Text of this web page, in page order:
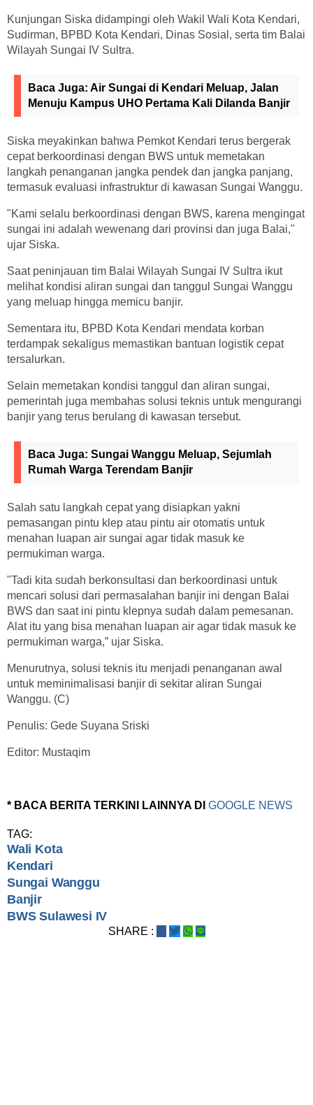
Kunjungan Siska didampingi oleh Wakil Wali Kota Kendari,
Sudirman, BPBD Kota Kendari, Dinas Sosial, serta tim Balai
Wilayah Sungai IV Sultra.
Baca Juga: Air Sungai di Kendari Meluap, Jalan
Menuju Kampus UHO Pertama Kali Dilanda Banjir
Siska meyakinkan bahwa Pemkot Kendari terus bergerak
cepat berkoordinasi dengan BWS untuk memetakan
langkah penanganan jangka pendek dan jangka panjang,
termasuk evaluasi infrastruktur di kawasan Sungai Wanggu.
"Kami selalu berkoordinasi dengan BWS, karena mengingat
sungai ini adalah wewenang dari provinsi dan juga Balai,"
ujar Siska.
Saat peninjauan tim Balai Wilayah Sungai IV Sultra ikut
melihat kondisi aliran sungai dan tanggul Sungai Wanggu
yang meluap hingga memicu banjir.
Sementara itu, BPBD Kota Kendari mendata korban
terdampak sekaligus memastikan bantuan logistik cepat
tersalurkan.
Selain memetakan kondisi tanggul dan aliran sungai,
pemerintah juga membahas solusi teknis untuk mengurangi
banjir yang terus berulang di kawasan tersebut.
Baca Juga: Sungai Wanggu Meluap, Sejumlah
Rumah Warga Terendam Banjir
Salah satu langkah cepat yang disiapkan yakni
pemasangan pintu klep atau pintu air otomatis untuk
menahan luapan air sungai agar tidak masuk ke
permukiman warga.
"Tadi kita sudah berkonsultasi dan berkoordinasi untuk
mencari solusi dari permasalahan banjir ini dengan Balai
BWS dan saat ini pintu klepnya sudah dalam pemesanan.
Alat itu yang bisa menahan luapan air agar tidak masuk ke
permukiman warga,” ujar Siska.
Menurutnya, solusi teknis itu menjadi penanganan awal
untuk meminimalisasi banjir di sekitar aliran Sungai
Wanggu. (C)
Penulis: Gede Suyana Sriski
Editor: Mustaqim
* BACA BERITA TERKINI LAINNYA DI GOOGLE NEWS
TAG:
Wali Kota
Kendari
Sungai Wanggu
Banjir
BWS Sulawesi IV
SHARE :